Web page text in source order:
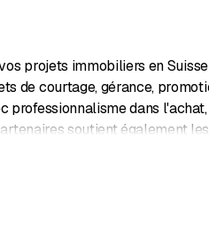
projets immobiliers en
de courtage, gérance,
dans
soutient également